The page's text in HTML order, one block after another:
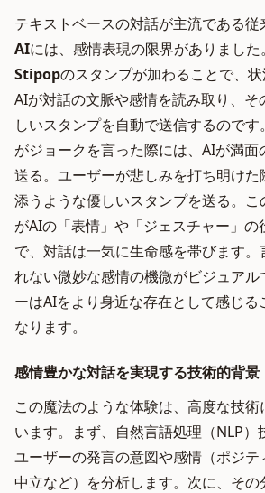
テキストベースの対話が主流である従
AIには、感情表現の限界がありまし
Stipopのスタンプが加わることで、状
AIが対話の文脈や感情を読み取り、そ
しいスタンプを自動で送信するので
がジョークを言った際には、AIが満面
送る。ユーザーが悲しみを打ち明けた
添うような優しいスタンプを送る。
がAIの「表情」や「ジェスチャー」の
で、対話は一気に生命感を帯びます。
れない微妙な感情の機微がビジュア
ーはAIをより身近な存在として感じる
なります。
感情豊かな対話を実現する技術的背景
この魔法のような体験は、高度な技
います。まず、自然言語処理（NLP）
ユーザーの発言の意図や感情（ポジテ
中立など）を分析します。次に、そ